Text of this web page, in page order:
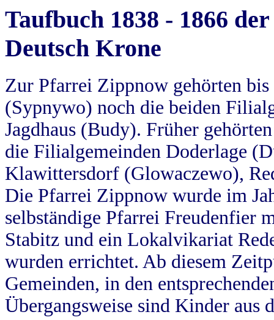
Taufbuch 1838 - 1866
Deutsch Krone
Zur Pfarrei Zippnow gehörten
(Sypnywo) noch die beiden
Jagdhaus (Budy). Früher
die Filialgemeinden Doderlage
Klawittersdorf (Glowaczewo),
Die Pfarrei Zippnow wurde im
selbständige Pfarrei Freudenfier
Stabitz und ein Lokalvikariat
wurden errichtet. Ab diesem
Gemeinden, in den
Übergangsweise sind Kinder aus